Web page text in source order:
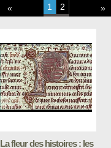
« 1 2 »
La fleur des histoires : les